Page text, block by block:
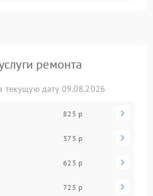
ремонта
текущую дату 09.08.2026
825 р
375 р
625 р
725 р